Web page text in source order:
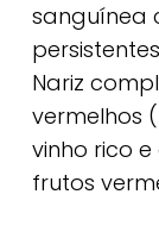
sanguínea
Nariz
vermelhos
vinho rico
frutos